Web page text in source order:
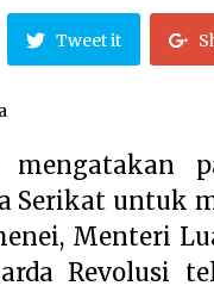
Saudi Menyerukan
Dzul Hijjah pada
Mudah dan
Tweet it
Serikat untuk
Menteri
Revolusi